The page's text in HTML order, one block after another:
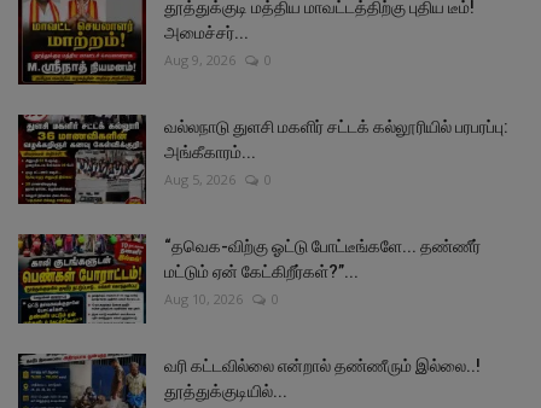
தூத்துக்குடி மத்திய மாவட்டத்திற்கு புதிய டீம்!
அமைச்சர்...
Aug 9, 2026 0
வல்லநாடு துளசி மகளிர் சட்டக் கல்லூரியில் பரபரப்பு:
அங்கீகாரம்...
Aug 5, 2026 0
“தவெக-விற்கு ஓட்டு போட்டீங்களே... தண்ணீர்
மட்டும் ஏன் கேட்கிறீர்கள்?”...
Aug 10, 2026 0
வரி கட்டவில்லை என்றால் தண்ணீரும் இல்லை..!
தூத்துக்குடியில்...